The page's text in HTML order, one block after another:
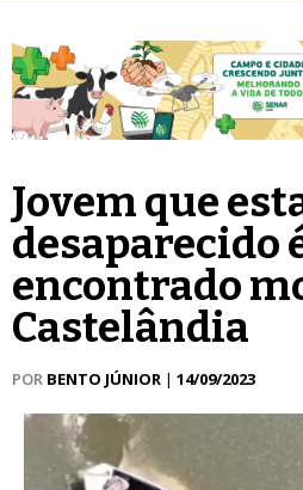
Jovem que
desaparecido
encontrado
Castelândia
POR BENTO JÚNIOR | 14/09/2023